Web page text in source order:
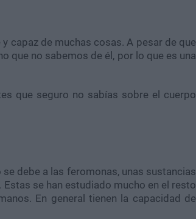
capaz de muchas cosas. A pesar de que
que no sabemos de él, por lo que es una
que seguro no sabías sobre el cuerpo
debe a las feromonas, unas sustancias
se han estudiado mucho en el resto
En general tienen la capacidad de